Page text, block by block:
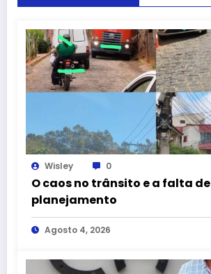
Wisley 0
O caos no trânsito e a falta de
planejamento
Agosto 4, 2026